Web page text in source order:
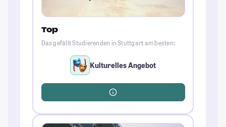
Top
Das gefällt Studierenden in Stuttgart am besten:
Kulturelles Angebot